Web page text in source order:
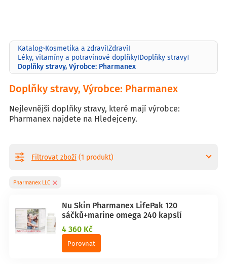
Katalog>Kosmetika a zdraví|Zdraví|
Léky, vitamíny a potravinové doplňky|Doplňky stravy|
Doplňky stravy, Výrobce: Pharmanex
Doplňky stravy, Výrobce: Pharmanex
Nejlevnější doplňky stravy, které mají výrobce:
Pharmanex najdete na Hledejceny.
Nu Skin Pharmanex LifePak 120
sáčků+marine omega 240 kapslí
4 360 Kč
Porovnat
Filtrovat zboží (1 produkt)
Pharmanex LLC